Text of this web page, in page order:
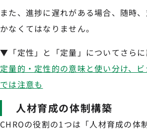
また、進捗に遅れがある場合、随時
かなくてはなりません。
▼「定性」と「定量」についてさらに
定量的・定性的の意味と使い分け、
では注意も
人材育成の体制構築
CHROの役割の1つは「人材育成の体